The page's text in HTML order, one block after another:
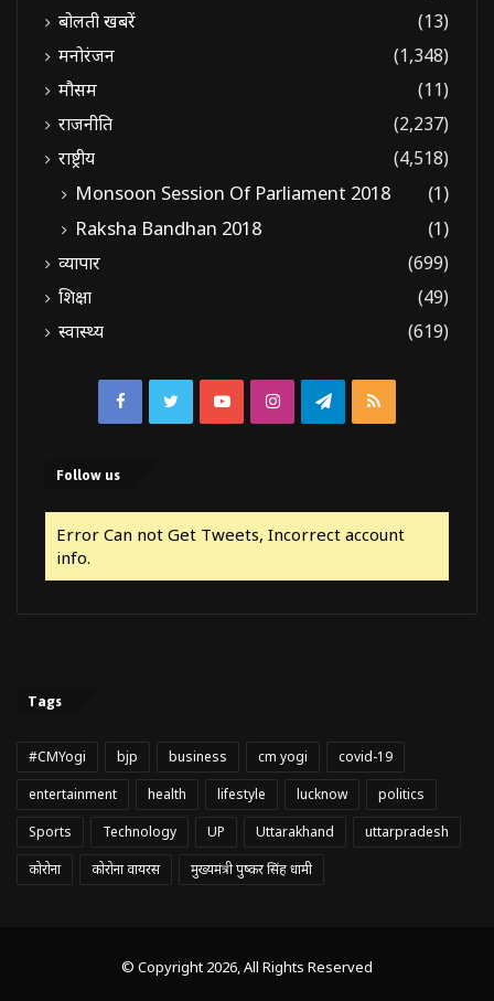
बोलती खबरें
(13)
मनोरंजन
(1,348)
मौसम
(11)
राजनीति
(2,237)
राष्ट्रीय
(4,518)
Monsoon Session Of Parliament 2018
(1)
Raksha Bandhan 2018
(1)
व्यापार
(699)
शिक्षा
(49)
स्वास्थ्य
(619)
FacebookTwitterYouTubeInstagramTelegram
RSS
Follow us
Error Can not Get Tweets, Incorrect account
info.
Tags
#CMYogi bjp business cm yogi
covid-19
entertainment
health lifestyle lucknow
politics
Sports
Technology UP Uttarakhand
uttarpradesh
कोरोना
कोरोना वायरस मुख्यमंत्री पुष्कर सिंह धामी
© Copyright 2026, All Rights Reserved